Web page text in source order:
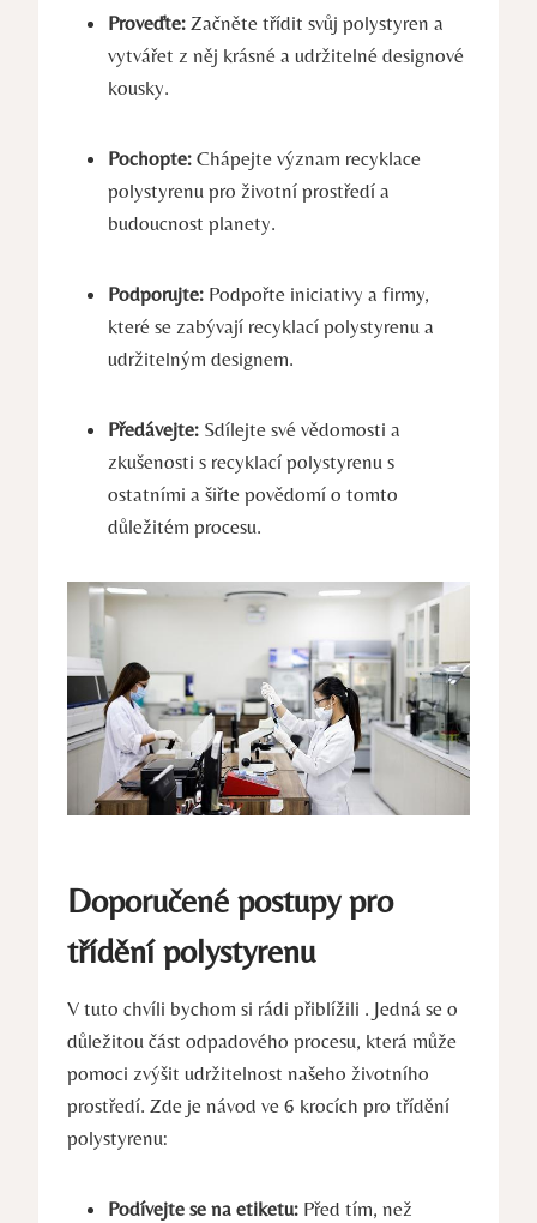
Proveďte: Začněte třídit svůj polystyren a
vytvářet z něj krásné a udržitelné designové
kousky.
Pochopte: Chápejte význam recyklace
polystyrenu pro životní prostředí a
budoucnost planety.
Podporujte: Podpořte iniciativy a firmy,
které se zabývají recyklací polystyrenu a
udržitelným designem.
Předávejte: Sdílejte své vědomosti a
zkušenosti s recyklací polystyrenu s
ostatními a šiřte povědomí o tomto
důležitém procesu.
Doporučené postupy pro
třídění polystyrenu
V tuto chvíli bychom si rádi přiblížili . Jedná se o
důležitou část odpadového procesu, která může
pomoci zvýšit udržitelnost našeho životního
prostředí. Zde je návod ve 6 krocích pro třídění
polystyrenu:
Podívejte se na etiketu: Před tím, než